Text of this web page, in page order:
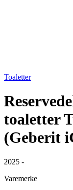
Toaletter
toaletter
(Geberit
2025 -
Varemerke